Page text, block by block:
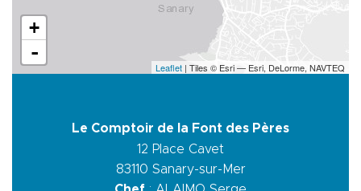
+
-
Leaflet | Tiles © Esri — Esri, DeLorme, NAVTEQ
Le Comptoir de la Font des Pères
12 Place Cavet
83110 Sanary-sur-Mer